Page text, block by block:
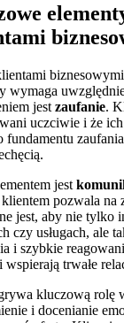
wymaga
jest zaufanie.
uczciwie i że
fundamentu
jest
pozwala na
jest, aby nie tylko
czy usługach, ale
i szybkie
trwałe
kluczową rolę
i docenianie